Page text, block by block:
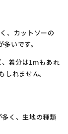
、カットソーの
いです。
着分は1mもあれ
れません。
く、生地の種類